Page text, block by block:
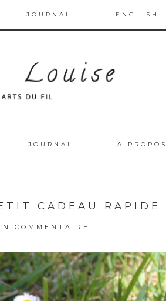
JOURNAL ENGLISH
JOURNAL A PROPOS
CADEAU RAPIDE
COMMENTAIRE